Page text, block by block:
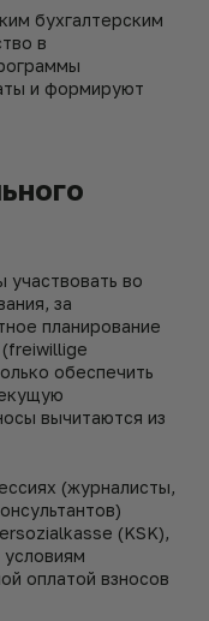
бухгалтерским
в
и формируют
участвовать во
за
планирование
(freiwillige
обеспечить
вычитаются из
(журналисты,
(KSK),
оплатой взносов